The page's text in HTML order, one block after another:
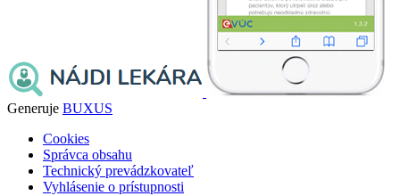
Generuje BUXUS
Cookies
Správca obsahu
Technický prevádzkovateľ
Vyhlásenie o prístupnosti